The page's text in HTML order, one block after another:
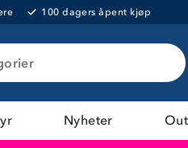
100 dagers åpent kjøp
Nyheter